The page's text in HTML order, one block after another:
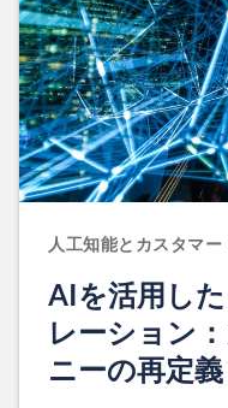
人工知能とカスタマ
AIを活用し
レーション
ニーの再定義